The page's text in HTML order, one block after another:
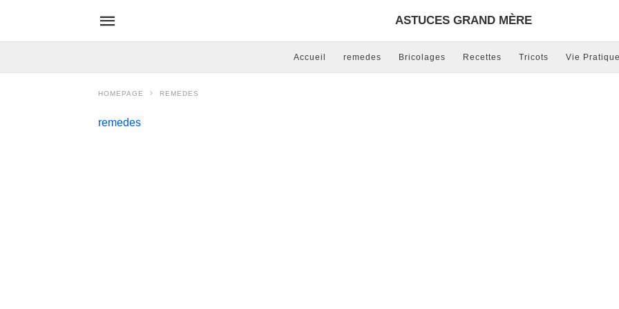
ASTUCES GRAND MÈRE
Accueil remedes Bricolages Recettes Tricots Vie Pratique
HOMEPAGE REMEDES
remedes